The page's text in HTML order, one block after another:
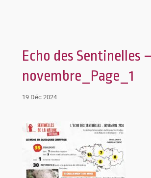
Echo des Sentinelles
novembre_Page_1
19 Déc 2024